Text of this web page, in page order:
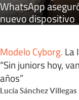
WhatsApp
nuevo dispositivo
Modelo Cyborg. La
“Sin juniors hoy,
años”
Lucía Sánchez Villegas